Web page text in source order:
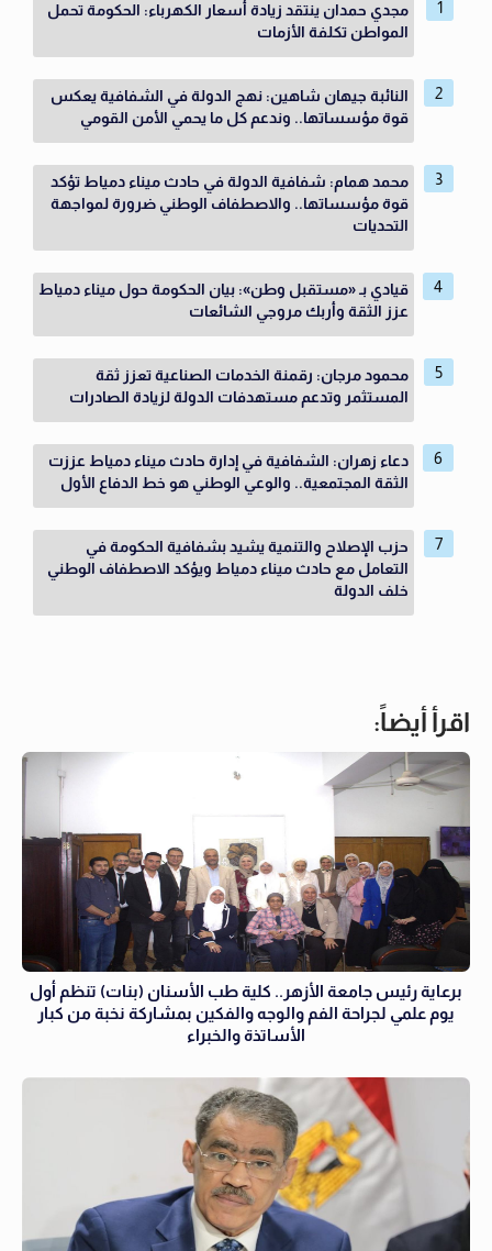
مجدي حمدان ينتقد زيادة أسعار الكهرباء: الحكومة تحمل
المواطن تكلفة الأزمات
النائبة جيهان شاهين: نهج الدولة في الشفافية يعكس
قوة مؤسساتها.. وندعم كل ما يحمي الأمن القومي
محمد همام: شفافية الدولة في حادث ميناء دمياط تؤكد
قوة مؤسساتها.. والاصطفاف الوطني ضرورة لمواجهة
التحديات
قيادي بـ «مستقبل وطن»: بيان الحكومة حول ميناء دمياط
عزز الثقة وأربك مروجي الشائعات
محمود مرجان: رقمنة الخدمات الصناعية تعزز ثقة
المستثمر وتدعم مستهدفات الدولة لزيادة الصادرات
دعاء زهران: الشفافية في إدارة حادث ميناء دمياط عززت
الثقة المجتمعية.. والوعي الوطني هو خط الدفاع الأول
حزب الإصلاح والتنمية يشيد بشفافية الحكومة في
التعامل مع حادث ميناء دمياط ويؤكد الاصطفاف الوطني
خلف الدولة
اقرأ أيضاً:
برعاية رئيس جامعة الأزهر.. كلية طب الأسنان (بنات) تنظم أول
يوم علمي لجراحة الفم والوجه والفكين بمشاركة نخبة من كبار
الأساتذة والخبراء